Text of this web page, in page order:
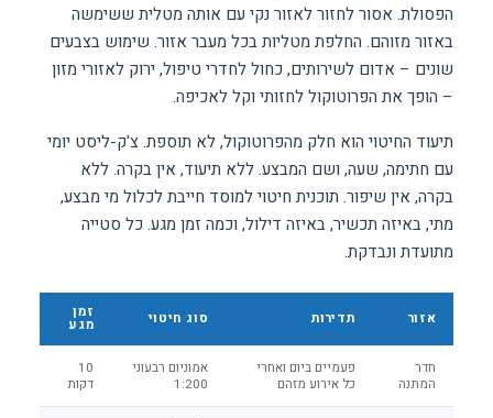
הפסולת. אסור לחזור לאזור נקי עם אותה מטלית ששימשה
באזור מזוהם. החלפת מטליות בכל מעבר אזור. שימוש בצבעים
שונים – אדום לשירותים, כחול לחדרי טיפול, ירוק לאזורי מזון
– הופך את הפרוטוקול לחזותי וקל לאכיפה.
תיעוד החיטוי הוא חלק מהפרוטוקול, לא תוספת. צ'ק-ליסט יומי
עם חתימה, שעה, ושם המבצע. ללא תיעוד, אין בקרה. ללא
בקרה, אין שיפור. תוכנית חיטוי למוסד חייבת לכלול מי מבצע,
מתי, באיזה תכשיר, באיזה דילול, וכמה זמן מגע. כל סטייה
מתועדת ונבדקת.
אזור תדירות סוג חיטוי זמן
מגע
חדר
המתנה
פעמיים ביום ואחרי
כל אירוע מזהם
אמוניום רבעוני
1:200
10
דקות